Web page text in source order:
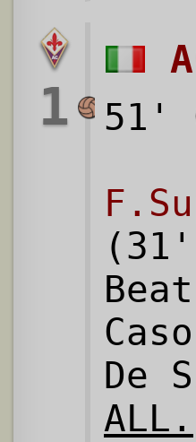
1
51'
De
ALL.